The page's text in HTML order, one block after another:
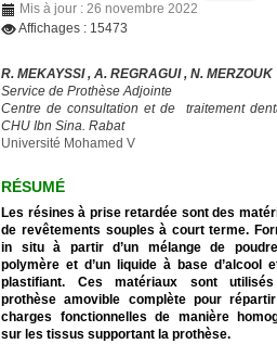
Mis à jour : 26 novembre 2022
Affichages : 15473
R. MEKAYSSI , A. REGRAGUI , N. MERZOUK
Service de Prothèse Adjointe
Centre de consultation et de traitement
CHU Ibn Sina. Rabat
Université Mohamed V
RÉSUMÉ
Les résines à prise retardée sont des
de revêtements souples à court terme.
in situ à partir d’un mélange de
polymère et d’un liquide à base d’alcool
plastifiant. Ces matériaux sont
prothèse amovible complète pour
charges fonctionnelles de manière
sur les tissus supportant la prothèse.